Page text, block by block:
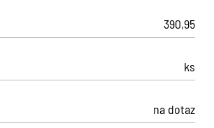
390,95
ks
na dotaz